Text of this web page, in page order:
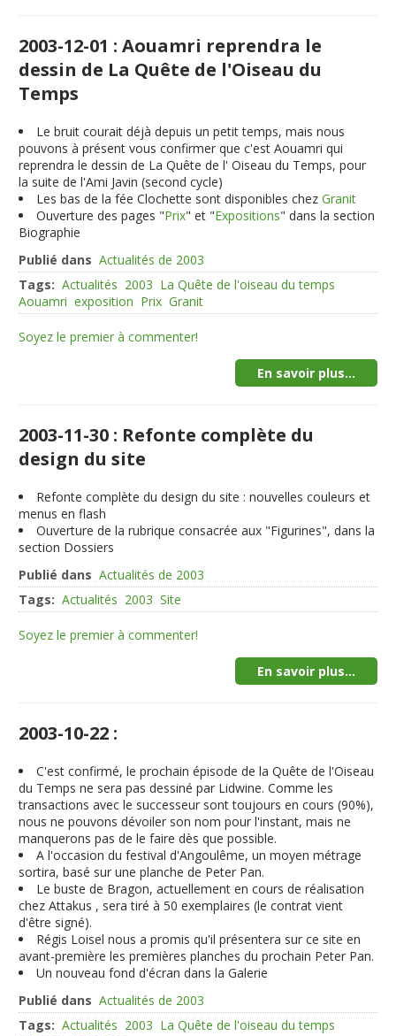
2003-12-01 : Aouamri reprendra le
dessin de La Quête de l'Oiseau du
Temps
Le bruit courait déjà depuis un petit temps, mais nous
pouvons à présent vous confirmer que c'est Aouamri qui
reprendra le dessin de La Quête de l' Oiseau du Temps, pour
la suite de l'Ami Javin (second cycle)
Les bas de la fée Clochette sont disponibles chezGranit
Ouverture des pages "Prix" et "Expositions" dans la section
Biographie
Publié dans Actualités de 2003
Tags: Actualités 2003 La Quête de l'oiseau du temps
Aouamri exposition Prix Granit
Soyez le premier à commenter!
En savoir plus...
2003-11-30 : Refonte complète du
design du site
Refonte complète du design du site : nouvelles couleurs et
menus en flash
Ouverture de la rubrique consacrée aux "Figurines", dans la
section Dossiers
Publié dans Actualités de 2003
Tags: Actualités 2003 Site
Soyez le premier à commenter!
En savoir plus...
2003-10-22 :
C'est confirmé, le prochain épisode de la Quête de l'Oiseau
du Temps ne sera pas dessiné par Lidwine. Comme les
transactions avec le successeur sont toujours en cours (90%),
nous ne pouvons dévoiler son nom pour l'instant, mais ne
manquerons pas de le faire dès que possible.
A l'occasion du festival d'Angoulême, un moyen métrage
sortira, basé sur une planche de Peter Pan.
Le buste de Bragon, actuellement en cours de réalisation
chez Attakus , sera tiré à 50 exemplaires (le contrat vient
d'être signé).
Régis Loisel nous a promis qu'il présentera sur ce site en
avant-première les premières planches du prochain Peter Pan.
Un nouveau fond d'écran dans la Galerie
Publié dans Actualités de 2003
Tags: Actualités 2003 La Quête de l'oiseau du temps